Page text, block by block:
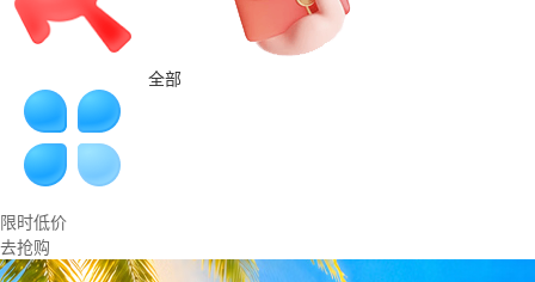
全部
限时低价
去抢购